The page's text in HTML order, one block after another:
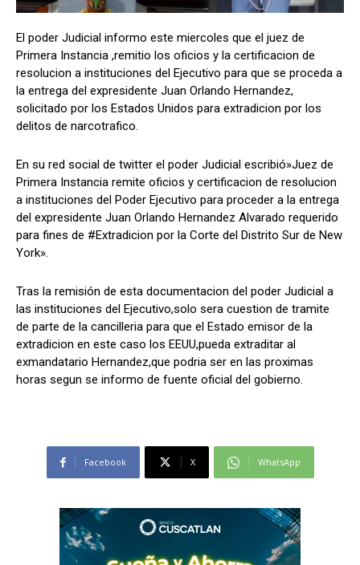
Comparta
Facebook X WhatsApp
Síganos
Comparta
Facebook X WhatsApp
Síganos
El poder Judicial informo este miercoles que el juez de
Primera Instancia ,remitio los oficios y la certificacion de
resolucion a instituciones del Ejecutivo para que se proceda a
la entrega del expresidente Juan Orlando Hernandez,
solicitado por los Estados Unidos para extradicion por los
delitos de narcotrafico.
En su red social de twitter el poder Judicial escribió»Juez de
Primera Instancia remite oficios y certificacion de resolucion
a instituciones del Poder Ejecutivo para proceder a la entrega
del expresidente Juan Orlando Hernandez Alvarado requerido
para fines de #Extradicion por la Corte del Distrito Sur de New
York».
Tras la remisión de esta documentacion del poder Judicial a
las instituciones del Ejecutivo,solo sera cuestion de tramite
de parte de la cancilleria para que el Estado emisor de la
extradicion en este caso los EEUU,pueda extraditar al
exmandatario Hernandez,que podria ser en las proximas
horas segun se informo de fuente oficial del gobierno.
Facebook X WhatsApp